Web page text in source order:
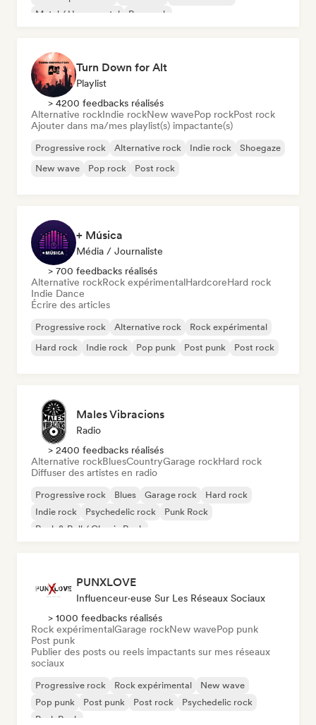
Metal / Heavy metal
Pop punk
Turn Down for Alt
Playlist
> 4200 feedbacks réalisés
Alternative rockIndie rockNew wavePop rockPost rock
Ajouter dans ma/mes playlist(s) impactante(s)
Progressive rock Alternative rock Indie rock
Shoegaze
New wave
Pop rock Post rock
+ Música
Média / Journaliste
> 700 feedbacks réalisés
Alternative rockRock expérimentalHardcoreHard rock
Indie Dance
Écrire des articles
Progressive rock Alternative rock
Rock expérimental
Hard rock
Indie rock Pop punk Post punk Post rock
Males Vibracions
Radio
> 2400 feedbacks réalisés
Alternative rockBluesCountryGarage rockHard rock
Diffuser des artistes en radio
Progressive rock Blues Garage rock
Hard rock
Indie rock
Psychedelic rock
Punk Rock
Rock & Roll / Classic Rock
PUNXLOVE
Influenceur·euse Sur Les Réseaux Sociaux
> 1000 feedbacks réalisés
Rock expérimentalGarage rockNew wavePop punk
Post punk
Publier des posts ou reels impactants sur mes réseaux
sociaux
Progressive rock Rock expérimental
New wave
Pop punk
Post punk Post rock
Psychedelic rock
Punk Rock